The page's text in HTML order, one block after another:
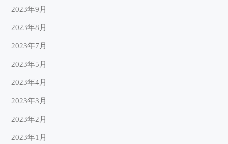
2023年9月
2023年8月
2023年7月
2023年5月
2023年4月
2023年3月
2023年2月
2023年1月